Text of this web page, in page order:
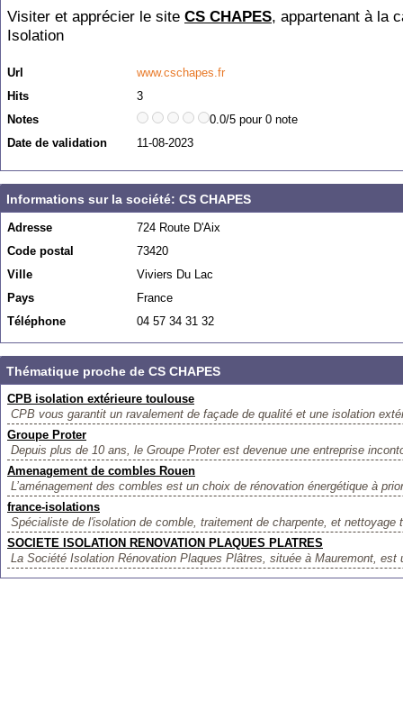
Visiter et apprécier le site CS CHAPES, appartenant à la
Isolation
Url
www.cschapes.fr
Hits
3
Notes
0.0/5 pour 0 note
Date de validation
11-08-2023
Informations sur la société: CS CHAPES
Adresse
724 Route D'Aix
Code postal
73420
Ville
Viviers Du Lac
Pays
France
Téléphone
04 57 34 31 32
Thématique proche de CS CHAPES
CPB isolation extérieure toulouse
CPB vous garantit un ravalement de façade de qualité et une isolation
Groupe Proter
Depuis plus de 10 ans, le Groupe Proter est devenue une entreprise
Amenagement de combles Rouen
L’aménagement des combles est un choix de rénovation énergétique à
france-isolations
Spécialiste de l'isolation de comble, traitement de charpente, et nettoyage
SOCIETE ISOLATION RENOVATION PLAQUES PLATRES
La Société Isolation Rénovation Plaques Plâtres, située à Mauremont, est